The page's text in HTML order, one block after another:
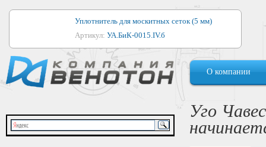
Уплотнитель для москитных сеток (5 мм)
Артикул: УА.БиК-0015.IV.б
Уплотнитель для алюминиевых окон
Артикул:1044
Уплотнитель для деревянных окон
Артикул:УМ.БиК-0062.IV.б
Уплотнитель лоджиевый для (4, 5, 6 мм)
О компании
Уго